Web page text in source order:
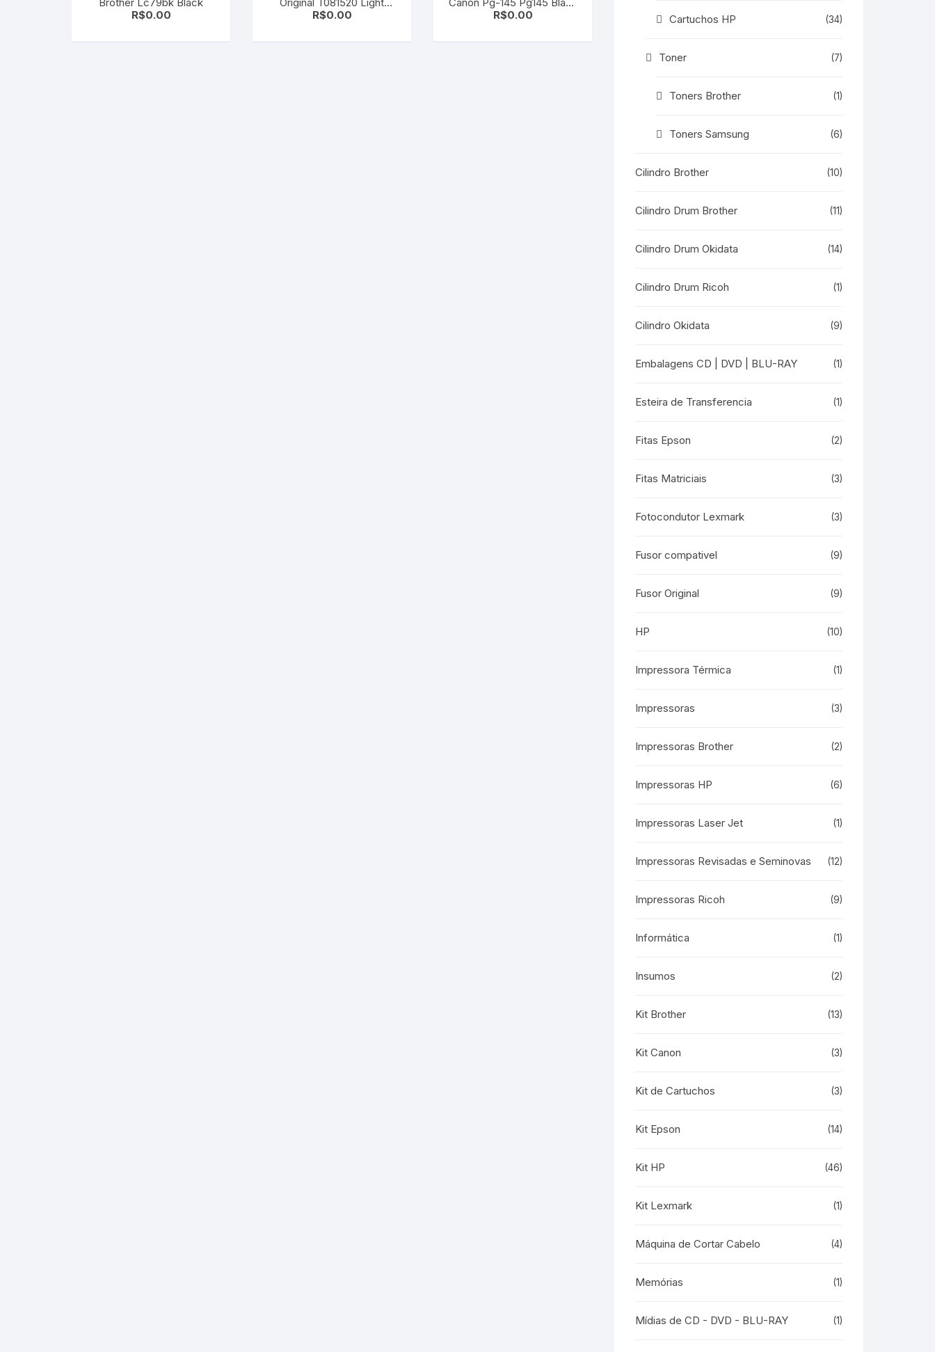
R$0.00
Cyan
R$0.00
| Mg2910
R$0.00 Cartuchos HP (34)
Toner (7)
Toners Brother (1)
Toners Samsung (6)
Cilindro Brother (10)
Cilindro Drum Brother (11)
Cilindro Drum Okidata (14)
Cilindro Drum Ricoh (1)
Cilindro Okidata (9)
Embalagens CD | DVD | BLU-RAY (1)
Esteira de Transferencia (1)
Fitas Epson (2)
Fitas Matriciais (3)
Fotocondutor Lexmark (3)
Fusor compativel (9)
Fusor Original (9)
HP (10)
Impressora Térmica (1)
Impressoras (3)
Impressoras Brother (2)
Impressoras HP (6)
Impressoras Laser Jet (1)
Impressoras Revisadas e Seminovas (12)
Impressoras Ricoh (9)
Informática (1)
Insumos (2)
Kit Brother (13)
Kit Canon (3)
Kit de Cartuchos (3)
Kit Epson (14)
Kit HP (46)
Kit Lexmark (1)
Máquina de Cortar Cabelo (4)
Memórias (1)
Mídias de CD - DVD - BLU-RAY (1)